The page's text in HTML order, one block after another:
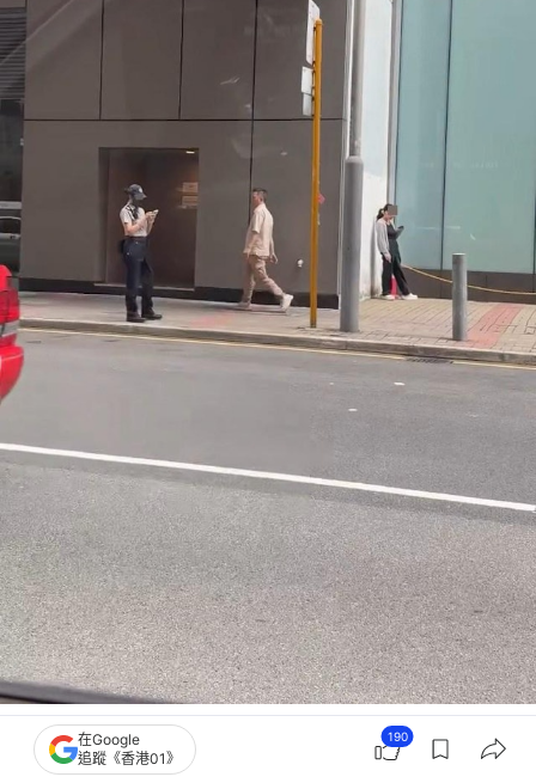
女子在觀塘鴻圖道街邊牆角一邊吸煙一邊看手機。
（Threads@bibubibubibu0230）
在Google
追蹤《香港01》
190